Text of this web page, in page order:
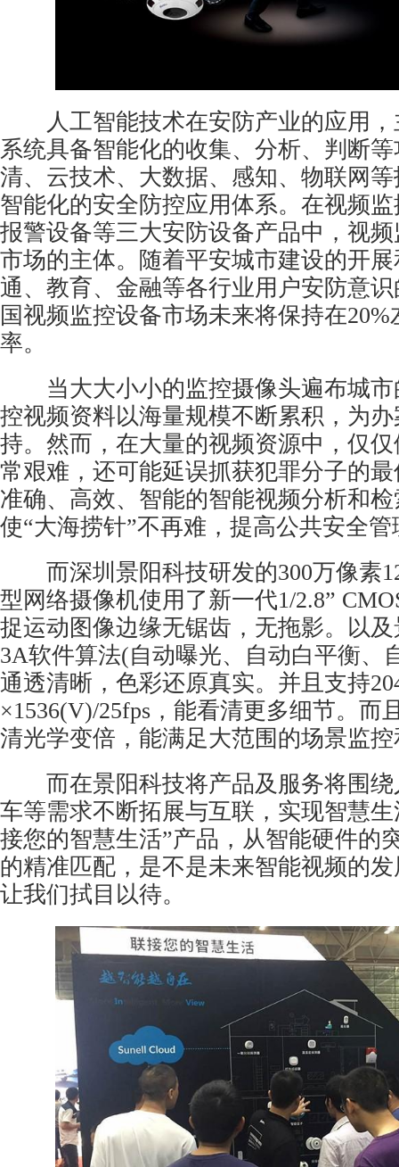
人工智能技术在安防产业的应用，
系统具备智能化的收集、分析、判断
清、云技术、大数据、感知、物联网
智能化的安全防控应用体系。在视频监
报警设备等三大安防设备产品中，视
市场的主体。随着平安城市建设的开
通、教育、金融等各行业用户安防意
国视频监控设备市场未来将保持在
率。
当大大小小的监控摄像头遍布城市
控视频资料以海量规模不断累积，为
持。然而，在大量的视频资源中，仅
常艰难，还可能延误抓获犯罪分子的
准确、高效、智能的智能视频分析和
使“大海捞针”不再难，提高公共安全管
而深圳景阳科技研发的300万像素
型 网络摄像机使用了新一代1/2.8”
捉运动图像边缘无锯齿，无拖影。以
3A软件算法(自动曝光、自动白平衡、
通透清晰，色彩还原真实。并且支持
×1536(V)/25fps，能看清更多细节。而
清光学变倍，能满足大范围的场景监
而在景阳科技将产品及服务将围绕
车等需求不断拓展与互联，实现智慧
接您的智慧生活”产品，从智能硬件的
的精准匹配，是不是未来智能视频的
让我们拭目以待。